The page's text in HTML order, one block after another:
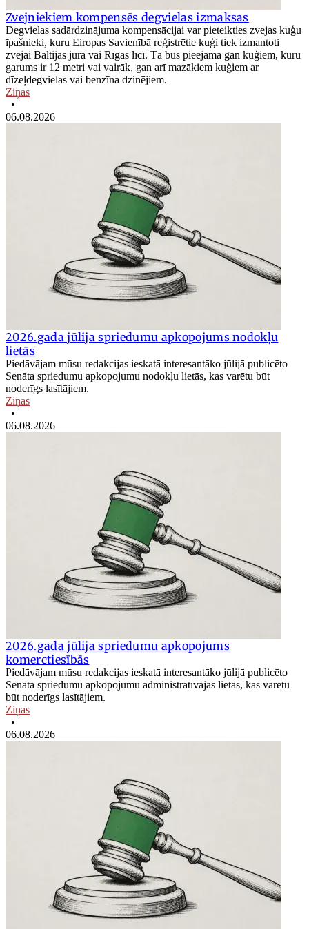
Zvejniekiem kompensēs degvielas izmaksas
Degvielas sadārdzinājuma kompensācijai var pieteikties zvejas kuģu
īpašnieki, kuru Eiropas Savienībā reģistrētie kuģi tiek izmantoti
zvejai Baltijas jūrā vai Rīgas līcī. Tā būs pieejama gan kuģiem, kuru
garums ir 12 metri vai vairāk, gan arī mazākiem kuģiem ar
dīzeļdegvielas vai benzīna dzinējiem.
Ziņas
•
06.08.2026
2026.gada jūlija spriedumu apkopojums nodokļu
lietās
Piedāvājam mūsu redakcijas ieskatā interesantāko jūlijā publicēto
Senāta spriedumu apkopojumu nodokļu lietās, kas varētu būt
noderīgs lasītājiem.
Ziņas
•
06.08.2026
2026.gada jūlija spriedumu apkopojums
komerctiesībās
Piedāvājam mūsu redakcijas ieskatā interesantāko jūlijā publicēto
Senāta spriedumu apkopojumu administratīvajās lietās, kas varētu
būt noderīgs lasītājiem.
Ziņas
•
06.08.2026